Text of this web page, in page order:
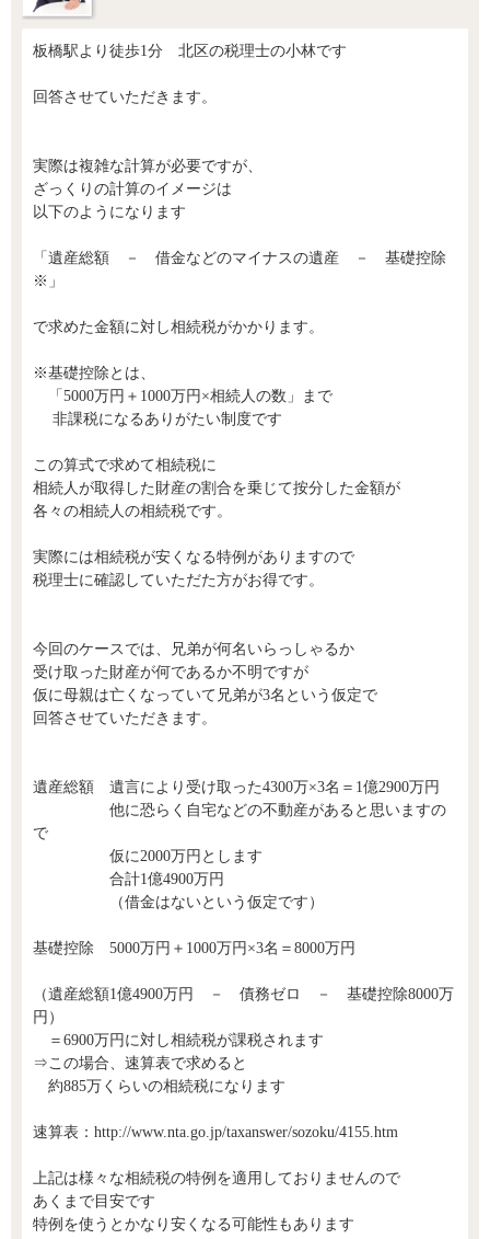
板橋駅より徒歩1分 北区の税理士の小林です
回答させていただきます。
実際は複雑な計算が必要ですが、
ざっくりの計算のイメージは
以下のようになります
「遺産総額 － 借金などのマイナスの遺産 － 基礎控除
※」
で求めた金額に対し相続税がかかります。
※基礎控除とは、
「5000万円＋1000万円×相続人の数」まで
非課税になるありがたい制度です
この算式で求めて相続税に
相続人が取得した財産の割合を乗じて按分した金額が
各々の相続人の相続税です。
実際には相続税が安くなる特例がありますので
税理士に確認していただた方がお得です。
今回のケースでは、兄弟が何名いらっしゃるか
受け取った財産が何であるか不明ですが
仮に母親は亡くなっていて兄弟が3名という仮定で
回答させていただきます。
遺産総額 遺言により受け取った4300万×3名＝1億2900万円
他に恐らく自宅などの不動産があると思いますの
で
仮に2000万円とします
合計1億4900万円
（借金はないという仮定です）
基礎控除 5000万円＋1000万円×3名＝8000万円
（遺産総額1億4900万円 － 債務ゼロ － 基礎控除8000万
円）
＝6900万円に対し相続税が課税されます
⇒この場合、速算表で求めると
約885万くらいの相続税になります
速算表：http://www.nta.go.jp/taxanswer/sozoku/4155.htm
上記は様々な相続税の特例を適用しておりませんので
あくまで目安です
特例を使うとかなり安くなる可能性もあります